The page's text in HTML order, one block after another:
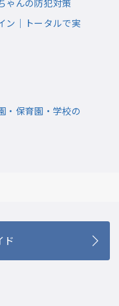
ゃんの防犯対策
ン｜トータルで実
・保育園・学校の
ド